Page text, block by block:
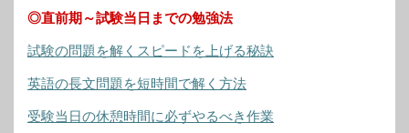
◎直前期～試験当日までの勉強法
試験の問題を解くスピードを上げる秘訣
英語の長文問題を短時間で解く方法
受験当日の休憩時間に必ずやるべき作業